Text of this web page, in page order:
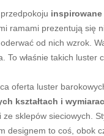
ramami prezentują się
od nich wzrok.
To właśnie takich luster
oferta luster
kształtach i
ze sklepów sieciowych.
designem to coś, obok